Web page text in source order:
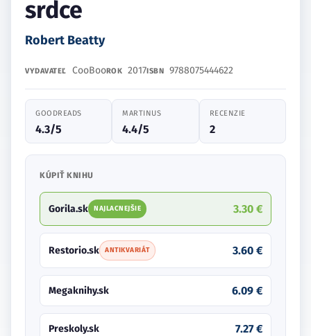
srdce
Robert Beatty
VYDAVATEĽ CooBooROK 2017ISBN 9788075444622
GOODREADS
4.3/5
MARTINUS
4.4/5
RECENZIE
2
KÚPIŤ KNIHU
Gorila.sk NAJLACNEJŠIE 3.30 €
Restorio.sk ANTIKVARIÁT 3.60 €
Megaknihy.sk 6.09 €
Preskoly.sk 7.27 €